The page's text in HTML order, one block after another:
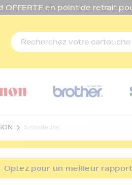
OFFERTE en point de retrait
5 couleurs
Optez pour un meilleur